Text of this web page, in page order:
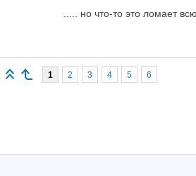
..... но что-то это ломает
1 2 3 4 5 6